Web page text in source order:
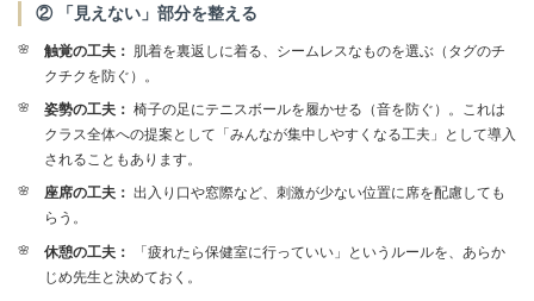
② 「見えない」部分を整える
触覚の工夫： 肌着を裏返しに着る、シームレスなものを選ぶ（タグのチ
クチクを防ぐ）。
姿勢の工夫： 椅子の足にテニスボールを履かせる（音を防ぐ）。これは
クラス全体への提案として「みんなが集中しやすくなる工夫」として導入
されることもあります。
座席の工夫： 出入り口や窓際など、刺激が少ない位置に席を配慮しても
らう。
休憩の工夫：
「疲れたら保健室に行っていい」というルールを、あらか
じめ先生と決めておく。